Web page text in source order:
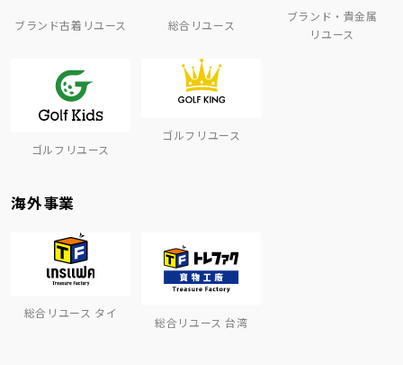
ブランド古着リユース 総合リユース
ブランド・貴金属
リユース
ゴルフリユース
ゴルフリユース
海外事業
総合リユース タイ
総合リユース 台湾